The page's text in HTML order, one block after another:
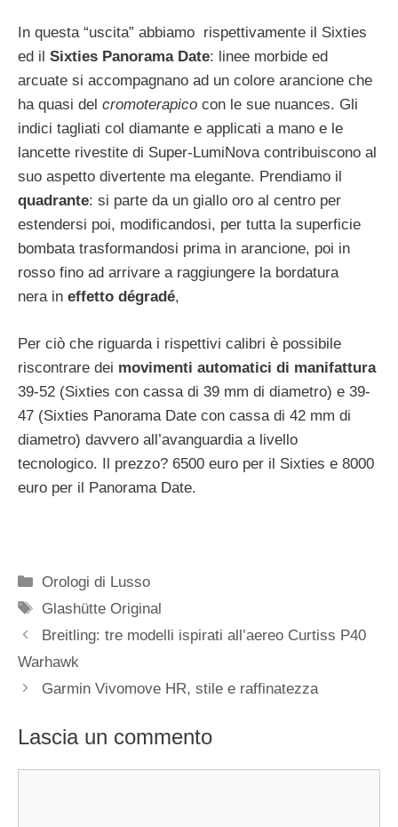
In questa “uscita” abbiamo rispettivamente il Sixties
ed il Sixties Panorama Date: linee morbide ed
arcuate si accompagnano ad un colore arancione che
ha quasi del cromoterapico con le sue nuances. Gli
indici tagliati col diamante e applicati a mano e le
lancette rivestite di Super-LumiNova contribuiscono al
suo aspetto divertente ma elegante. Prendiamo il
quadrante: si parte da un giallo oro al centro per
estendersi poi, modificandosi, per tutta la superficie
bombata trasformandosi prima in arancione, poi in
rosso fino ad arrivare a raggiungere la bordatura
nera in effetto dégradé,
Per ciò che riguarda i rispettivi calibri è possibile
riscontrare dei movimenti automatici di manifattura
39-52 (Sixties con cassa di 39 mm di diametro) e 39-
47 (Sixties Panorama Date con cassa di 42 mm di
diametro) davvero all’avanguardia a livello
tecnologico. Il prezzo? 6500 euro per il Sixties e 8000
euro per il Panorama Date.
Categorie
Orologi di Lusso
Tag
Glashütte Original
Navigazione
articolo
Breitling: tre modelli ispirati all’aereo Curtiss P­40
Warhawk
Garmin Vivomove HR, stile e raffinatezza
Lascia un commento